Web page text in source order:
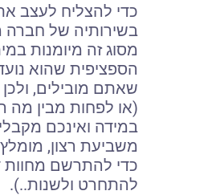
כדי להצליח לעצב
בשירותיה של חברה
מסוג זה מיומנות
הספציפית שהוא
שאתם מובילים,
(או לפחות מבין מה
במידה ואינכם
משביעת רצון,
כדי להתרשם מחוות
להתחרט ולשנות..).